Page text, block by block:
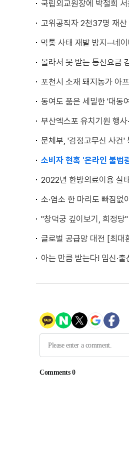
국립외교원장에 박철희
고위공직자 2천37명 재
먹통 사태 재발 방지···네
몰라서 못 받는 통신요금
포천시 소재 돼지농가 아
동여도 품은 세밀한 '대동
부산엑스포 유치기원 행사
문체부, '검정고무신 사건'
소비자 현혹 '온라인 불법
2022년 한방의료이용 실
소·염소 한 마리도 빠짐없
"창덕궁 깊이보기, 희정당
글로벌 공급망 대전 [최대
아는 만큼 받는다! 임신·